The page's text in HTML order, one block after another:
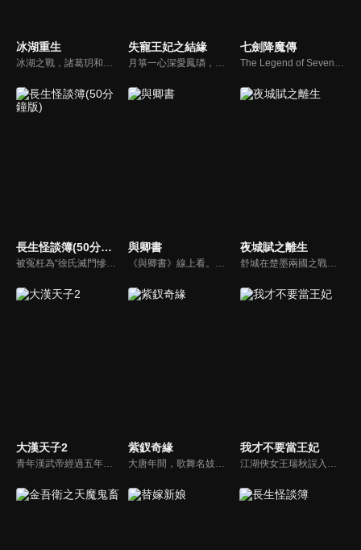
冰湖重生 失寵王妃之結緣 七劍降魔傳
長生怪談簿(50分鐘版)
被冤枉為“徐氏滅門慘案”兇手的主人公在多年後深陷倖存者的複仇圈套，成功說服其共同對抗真兇，並找出真相的故事。整個故事發生在一個荒山客棧，眾人鬥智斗勇，一步步揭開每個人的秘密，還原案件本來面目。
與卿書
《與卿書》線上看。姚州都督左經綸在上任途中誤入與世隔絕的村落—桃花塢，這裡有一個奇特的習俗，女子只有談過戀愛才算成年，左經綸突然出現在柳卿卿的「阿羅風」上任儀式，被族人認定為天意，強行留下左經綸在桃花塢……
夜城賦之離生
舒城在楚墨兩國之戰中落敗，並成為了墨國五皇女莫茴的魂器。失去自我意識的舒城跟隨姐姐莫茹回到墨國，面對失而復得的妹妹，莫茹欣喜又憂慮。為了保護親人和國家她棄醫從戎，甚至為了保護莫茴不惜被砍掉一條手臂，然而這一切都阻擋不了局勢的動盪不安...
大漢天子2
青年漢武帝經過五年執政，平息後宮勢力、抗拒外患入侵、粉碎政變陰謀，坐穩了皇帝寶座，正是開展雄才大略之時。能臣汲黯受到賞識，並引薦另一位奇才主父偃，漢武帝視其張固再世，委以重任。國力強盛使漢武帝屢屢北伐外族，只是規模巨大的戰爭使漢室逐漸捉襟見肘，諸侯勢力蠢蠢欲動。
紫釵奇緣
大唐年間，歌舞名妓霍小玉、風流俠客納蘭東、書香才子李益和巾幗紅顏盧靖瀾為首的風騷人物，彼此錯綜複雜的命運與感情糾葛。一場指腹為婚的誤會，造成浪漫卻無果的錯點鴛鴦，他們在階級差異與強權壓迫中勇於追求真愛，在宮廷權謀與世俗現實的拉扯中身不由己地被推向命運的叉路...
我才不要當王妃
江湖俠女王瑞秋誤入王府，替換新娘，攪亂了腹黑王爺的新婚和潛心設計的捉賊大計。跑路不成的王瑞秋只能頂着王妃的身份配合王爺演出，兩人鬥智鬥勇最終日久生情，攜手共破陰謀詭計。